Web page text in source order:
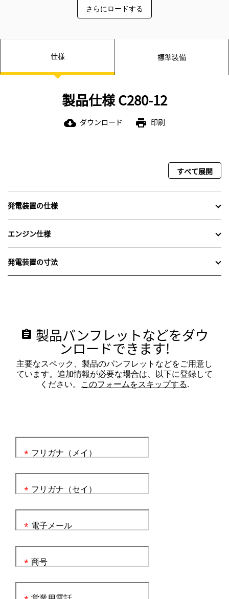
さらにロードする
仕様 標準装備
製品仕様 C280-12
cloud_download ダウンロード print 印刷
すべて展開
発電装置の仕様
エンジン仕様
発電装置の寸法
assignment 製品パンフレットなどをダウ
ンロードできます!
主要なスペック、製品のパンフレットなどをご用意し
ています。追加情報が必要な場合は、以下に登録して
ください。 このフォームをスキップする.
フリガナ（メイ）
*
フリガナ（セイ）
*
電子メール
*
商号
*